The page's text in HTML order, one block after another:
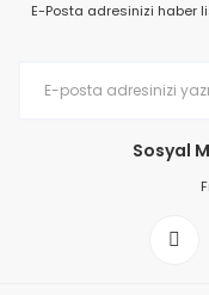
E-Posta adresinizi haber
Sosyal